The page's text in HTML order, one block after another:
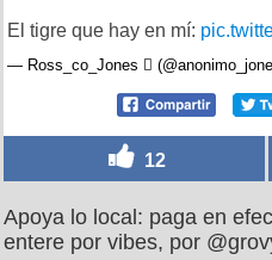
El tigre que hay en mí:
— Ross_co_Jones 
12
Apoya lo local: paga en
entere por vibes, por